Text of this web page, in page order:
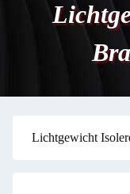
Lichtgewicht